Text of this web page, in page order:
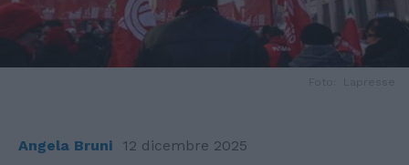
Angela Bruni 12 dicembre 2025